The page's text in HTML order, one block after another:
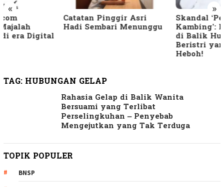
« »
Catatan Pinggir Asri
Hadi Sembari Menunggu
Skandal ‘Pelihara
Kambing’: Rahasia Gelap
di Balik Hubungan Pria
Beristri yang Bikin
TAG: HUBUNGAN GELAP
Rahasia Gelap di Balik Wanita
Bersuami yang Terlibat
Perselingkuhan – Penyebab
Mengejutkan yang Tak Terduga
TOPIK POPULER
BNSP